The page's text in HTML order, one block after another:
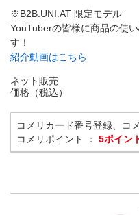
※B2B.UNI.AT 限定モデル
YouTuberの皆様に商品の使
す！
紹介動画はこちら
ネット販売
価格（税込）
コメリカード番号登録、コ
コメリポイント ： 5ポイン